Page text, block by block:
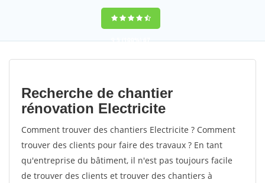
9,5(100%)67
votes
Recherche de chantier
rénovation Electricite
Comment trouver des chantiers Electricite ? Comment
trouver des clients pour faire des travaux ? En tant
qu'entreprise du bâtiment, il n'est pas toujours facile
de trouver des clients et trouver des chantiers à